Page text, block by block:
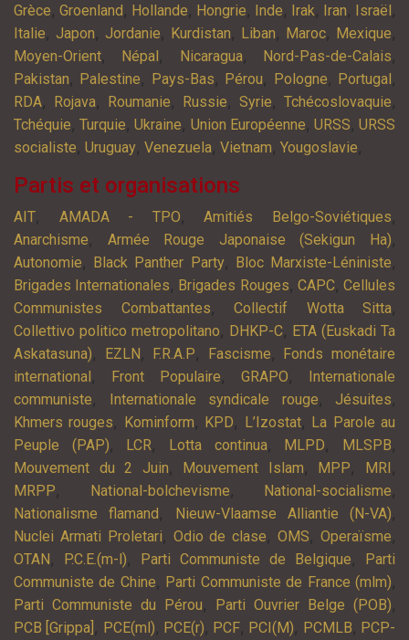
Grèce, Groenland , Hollande, Hongrie, Inde, Irak, Iran, Israël ,
Italie, Japon, Jordanie, Kurdistan, Liban, Maroc, Mexique,
Moyen-Orient, Népal , Nicaragua, Nord-Pas-de-Calais,
Pakistan, Palestine, Pays-Bas, Pérou, Pologne, Portugal ,
RDA, Rojava, Roumanie, Russie, Syrie, Tchécoslovaquie,
Tchéquie,Turquie,Ukraine, Union Européenne, URSS,URSS
socialiste, Uruguay, Venezuela, Vietnam, Yougoslavie,
Partis et organisations
AIT, AMADA - TPO,Amitiés Belgo-Soviétiques,
Anarchisme, Armée Rouge Japonaise (Sekigun Ha),
Autonomie, Black Panther Party, Bloc Marxiste-Léniniste,
Brigades Internationales, Brigades Rouges, CAPC,Cellules
Communistes Combattantes, Collectif Wotta Sitta,
Collettivo politico metropolitano, DHKP-C, ETA (Euskadi Ta
Askatasuna), EZLN , F.R.A.P, Fascisme,
Fonds monétaire
international , Front Populaire, GRAPO,
Internationale
communiste, Internationale syndicale rouge, Jésuites,
Khmers rouges, Kominform, KPD, L’Izostat, La Parole au
Peuple (PAP), LCR, Lotta continua, MLPD, MLSPB,
Mouvement du 2 Juin, Mouvement Islam, MPP, MRI ,
MRPP, National-bolchevisme, National-socialisme,
Nationalisme flamand , Nieuw-Vlaamse Alliantie (N-VA),
Nuclei Armati Proletari, Odio de clase,OMS,Operaïsme,
OTAN , P.C.E.(m-l), Parti Communiste de Belgique,
Parti
Communiste de Chine, Parti Communiste de France (mlm),
Parti Communiste du Pérou, Parti Ouvrier Belge (POB),
PCB [Grippa] , PCE(ml), PCE(r), PCF, PCI(M), PCMLB, PCP-